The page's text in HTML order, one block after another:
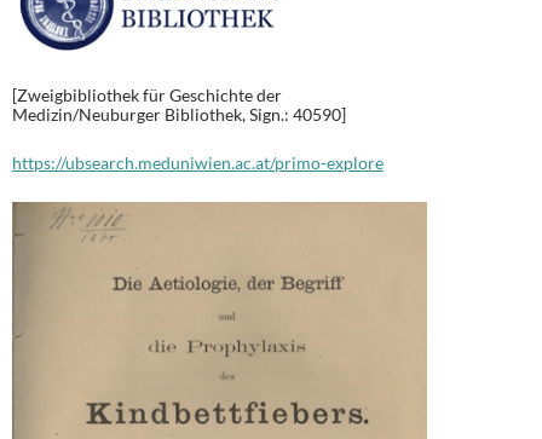
[Zweigbibliothek für Geschichte der
Medizin/Neuburger Bibliothek, Sign.: 40590]
https://ubsearch.meduniwien.ac.at/primo-explore